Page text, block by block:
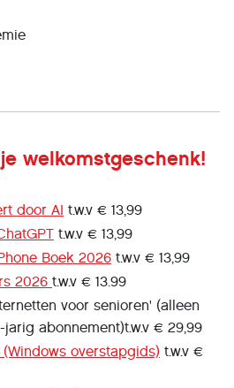
welkomstgeschenk!
door AI t.w.v € 13,99
t.w.v € 13,99
Boek 2026 t.w.v € 13,99
2026 t.w.v € 13.99
voor senioren' (alleen
abonnement)t.w.v € 29,99
overstapgids) t.w.v €